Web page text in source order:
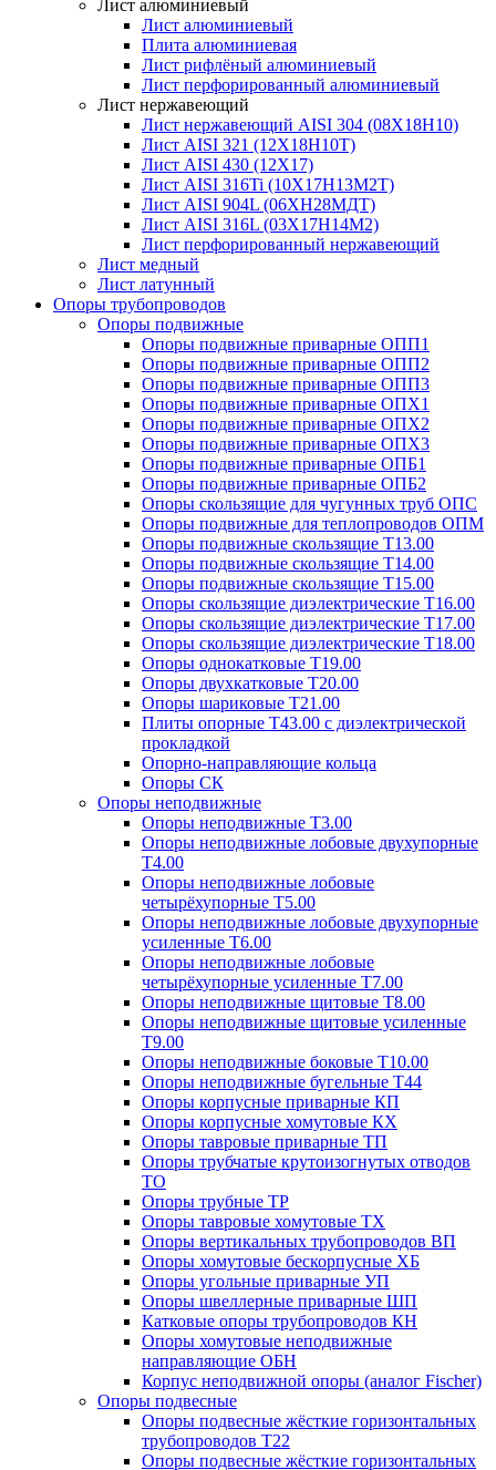
Лист алюминиевый
Лист алюминиевый
Плита алюминиевая
Лист рифлёный алюминиевый
Лист перфорированный алюминиевый
Лист нержавеющий
Лист нержавеющий AISI 304 (08Х18Н10)
Лист AISI 321 (12Х18Н10Т)
Лист AISI 430 (12Х17)
Лист AISI 316Ti (10Х17Н13М2Т)
Лист AISI 904L (06ХН28МДТ)
Лист AISI 316L (03Х17Н14М2)
Лист перфорированный нержавеющий
Лист медный
Лист латунный
Опоры трубопроводов
Опоры подвижные
Опоры подвижные приварные ОПП1
Опоры подвижные приварные ОПП2
Опоры подвижные приварные ОПП3
Опоры подвижные приварные ОПХ1
Опоры подвижные приварные ОПХ2
Опоры подвижные приварные ОПХ3
Опоры подвижные приварные ОПБ1
Опоры подвижные приварные ОПБ2
Опоры скользящие для чугунных труб ОПС
Опоры подвижные для теплопроводов ОПМ
Опоры подвижные скользящие Т13.00
Опоры подвижные скользящие Т14.00
Опоры подвижные скользящие Т15.00
Опоры скользящие диэлектрические Т16.00
Опоры скользящие диэлектрические Т17.00
Опоры скользящие диэлектрические Т18.00
Опоры однокатковые Т19.00
Опоры двухкатковые Т20.00
Опоры шариковые Т21.00
Плиты опорные Т43.00 с диэлектрической
прокладкой
Опорно-направляющие кольца
Опоры СК
Опоры неподвижные
Опоры неподвижные Т3.00
Опоры неподвижные лобовые двухупорные
Т4.00
Опоры неподвижные лобовые
четырёхупорные Т5.00
Опоры неподвижные лобовые двухупорные
усиленные Т6.00
Опоры неподвижные лобовые
четырёхупорные усиленные Т7.00
Опоры неподвижные щитовые Т8.00
Опоры неподвижные щитовые усиленные
Т9.00
Опоры неподвижные боковые Т10.00
Опоры неподвижные бугельные Т44
Опоры корпусные приварные КП
Опоры корпусные хомутовые КХ
Опоры тавровые приварные ТП
Опоры трубчатые крутоизогнутых отводов
ТО
Опоры трубные ТР
Опоры тавровые хомутовые ТХ
Опоры вертикальных трубопроводов ВП
Опоры хомутовые бескорпусные ХБ
Опоры угольные приварные УП
Опоры швеллерные приварные ШП
Катковые опоры трубопроводов КН
Опоры хомутовые неподвижные
направляющие ОБН
Корпус неподвижной опоры (аналог Fischer)
Опоры подвесные
Опоры подвесные жёсткие горизонтальных
трубопроводов Т22
Опоры подвесные жёсткие горизонтальных